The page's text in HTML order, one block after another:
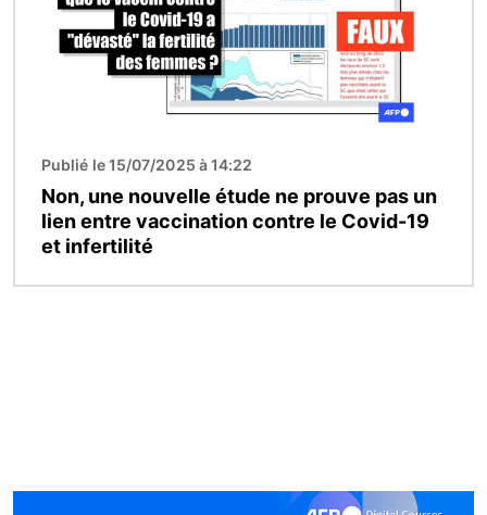
Publié le 15/07/2025 à 14:22
Non, une nouvelle étude ne prouve pas un
lien entre vaccination contre le Covid-19
et infertilité